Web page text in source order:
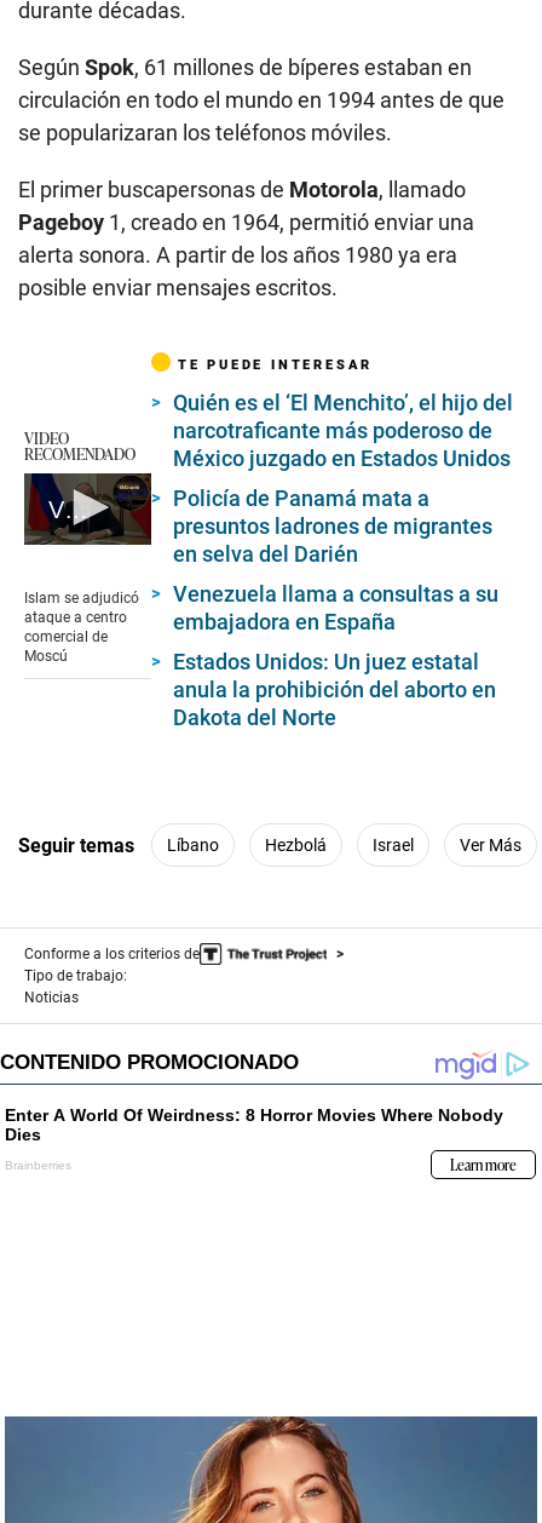
durante décadas.
Según Spok, 61 millones de bíperes estaban en
circulación en todo el mundo en 1994 antes de que
se popularizaran los teléfonos móviles.
El primer buscapersonas de Motorola, llamado
Pageboy 1, creado en 1964, permitió enviar una
alerta sonora. A partir de los años 1980 ya era
posible enviar mensajes escritos.
VIDEO
RECOMENDADO
Vladimir Putin acepta ataque a centro comercial por parte del islamismo radical
of
1
minute,
21
Islam se adjudicó
ataque a centro
comercial de
Moscú
TE PUEDE INTERESAR
Quién es el ‘El Menchito’, el hijo del
narcotraficante más poderoso de
México juzgado en Estados Unidos
Policía de Panamá mata a
presuntos ladrones de migrantes
en selva del Darién
Venezuela llama a consultas a su
embajadora en España
Estados Unidos: Un juez estatal
anula la prohibición del aborto en
Dakota del Norte
Seguir temas Líbano Hezbolá Israel Ver Más
Conforme a los criterios de
Tipo de trabajo:
Noticias